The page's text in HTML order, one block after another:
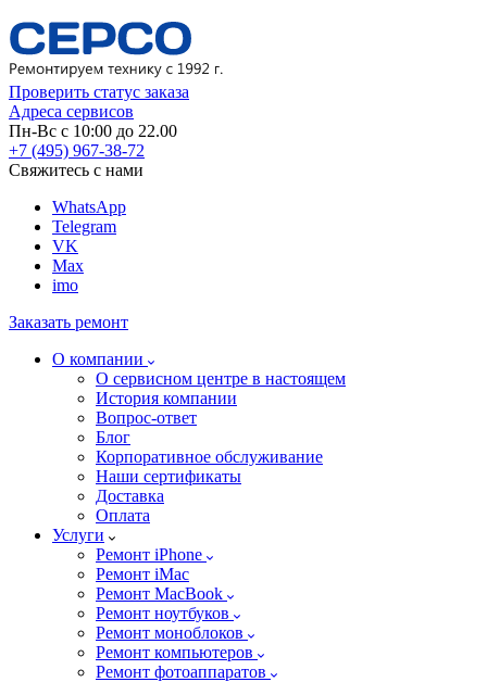
Проверить статус заказа
Адреса сервисов
Пн-Вс с 10:00 до 22.00
+7 (495) 967-38-72
Свяжитесь с нами
WhatsApp
Telegram
VK
Max
imo
Заказать ремонт
О компании
О сервисном центре в настоящем
История компании
Вопрос-ответ
Блог
Корпоративное обслуживание
Наши сертификаты
Доставка
Оплата
Услуги
Ремонт iPhone
Ремонт iMac
Ремонт MacBook
Ремонт ноутбуков
Ремонт моноблоков
Ремонт компьютеров
Ремонт фотоаппаратов